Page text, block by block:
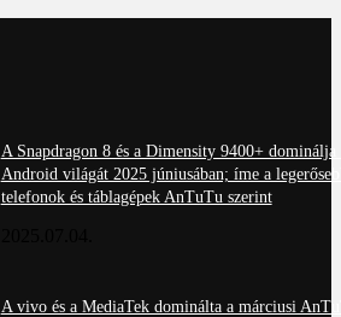
A Snapdragon 8 és a Dimensity 9400+ dominálja
Android világát 2025 júniusában; íme a
telefonok és táblagépek AnTuTu szerint
A vivo és a MediaTek dominálta a márciusi